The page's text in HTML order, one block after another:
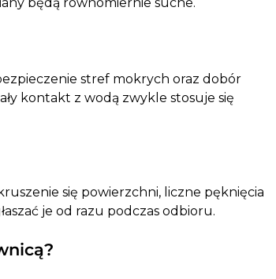
stref mokrych oraz dobór
kontakt z wodą zwykle stosuje się
się powierzchni, liczne pęknięcia
je od razu podczas odbioru.